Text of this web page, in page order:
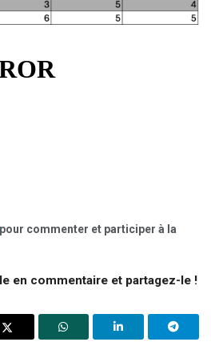
pour commenter et participer à la
en commentaire et partagez-le !